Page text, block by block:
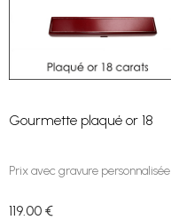
Gourmette plaqué or 18
Prix avec gravure personnalisée
119.00 €